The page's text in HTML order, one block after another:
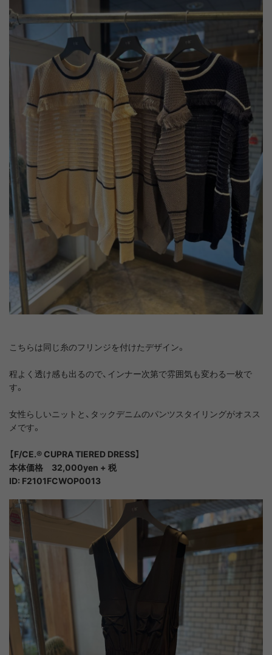
こちらは同じ糸のフリンジを付けたデザイン。
程よく透け感も出るので、インナー次第で雰囲気も変わる一枚で
す。
女性らしいニットと、タックデニムのパンツスタイリングがオスス
メです。
【F/CE.® CUPRA TIERED DRESS】
本体価格 32,000yen + 税
ID: F2101FCWOP0013